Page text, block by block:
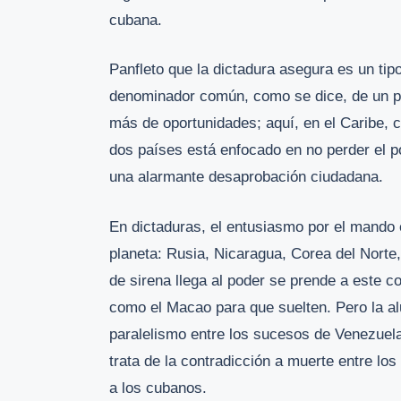
cubana.
Panfleto que la dictadura asegura es un
denominador común, como se dice, de un
más de oportunidades; aquí, en el Caribe,
dos países está enfocado en no perder el
una alarmante desaprobación ciudadana.
En dictaduras, el entusiasmo por el
planeta: Rusia, Nicaragua, Corea del
de sirena llega al poder se prende a este
como el Macao para que suelten. Pero la
paralelismo entre los sucesos de
trata de la contradicción a muerte entre
a los cubanos.